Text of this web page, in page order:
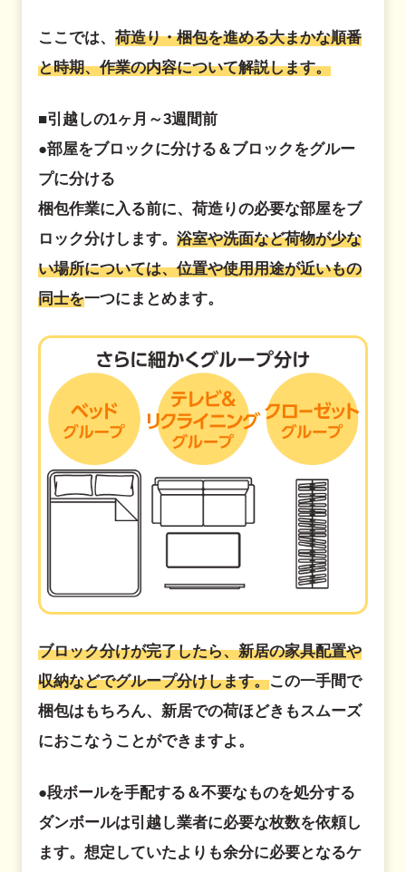
ここでは、 荷造り・梱包を進める大まかな順番
と時期、作業の内容について解説します。
■引越しの1ヶ月～3週間前
●部屋をブロックに分ける＆ブロックをグルー
プに分ける
梱包作業に入る前に、荷造りの必要な部屋をブ
ロック分けします。 浴室や洗面など荷物が少な
い場所については、位置や使用用途が近いもの
同士を一つにまとめます。
ブロック分けが完了したら、新居の家具配置や
収納などでグループ分けします。この一手間で
梱包はもちろん、新居での荷ほどきもスムーズ
におこなうことができますよ。
●段ボールを手配する＆不要なものを処分する
ダンボールは引越し業者に必要な枚数を依頼し
ます。想定していたよりも余分に必要となるケ